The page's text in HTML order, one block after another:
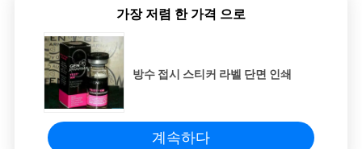
가장 저렴 한 가격 으로
방수 접시 스티커 라벨 단면 인쇄
계속하다